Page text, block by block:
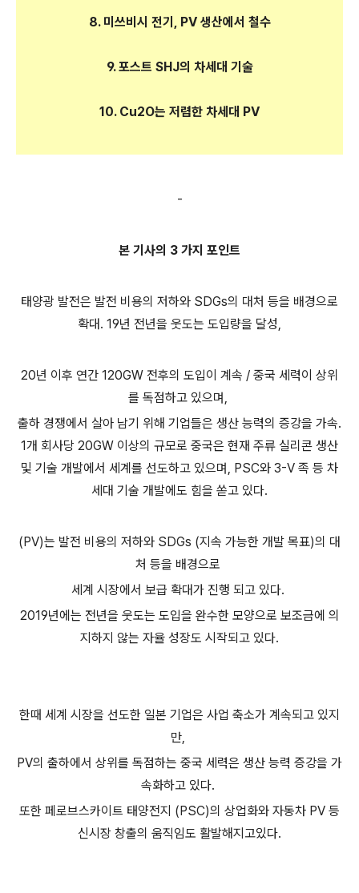
8. 미쓰비시 전기, PV 생산에서 철수
9. 포스트 SHJ의 차세대 기술
10. Cu2O는 저렴한 차세대 PV
-
본 기사의 3 가지 포인트
태양광 발전은 발전 비용의 저하와 SDGs의 대처 등을 배경으로
확대. 19년 전년을 웃도는 도입량을 달성,
20년 이후 연간 120GW 전후의 도입이 계속 / 중국 세력이 상위
를 독점하고 있으며,
출하 경쟁에서 살아 남기 위해 기업들은 생산 능력의 증강을 가속.
1개 회사당 20GW 이상의 규모로 중국은 현재 주류 실리콘 생산
및 기술 개발에서 세계를 선도하고 있으며, PSC와 3-V 족 등 차
세대 기술 개발에도 힘을 쏟고 있다.
(PV)는 발전 비용의 저하와 SDGs (지속 가능한 개발 목표)의 대
처 등을 배경으로
세계 시장에서 보급 확대가 진행 되고 있다.
2019년에는 전년을 웃도는 도입을 완수한 모양으로 보조금에 의
지하지 않는 자율 성장도 시작되고 있다.
한때 세계 시장을 선도한 일본 기업은 사업 축소가 계속되고 있지
만,
PV의 출하에서 상위를 독점하는 중국 세력은 생산 능력 증강을 가
속화하고 있다.
또한 페로브스카이트 태양전지 (PSC)의 상업화와 자동차 PV 등
신시장 창출의 움직임도 활발해지고있다.